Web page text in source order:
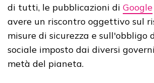
di tutti, le pubblicazioni di Google
avere un riscontro oggettivo sul
misure di sicurezza e sull'obbligo
sociale imposto dai diversi
metà del pianeta.